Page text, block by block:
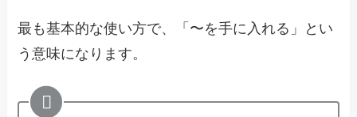
最も基本的な使い方で、「〜を手に入れる」とい
う意味になります。